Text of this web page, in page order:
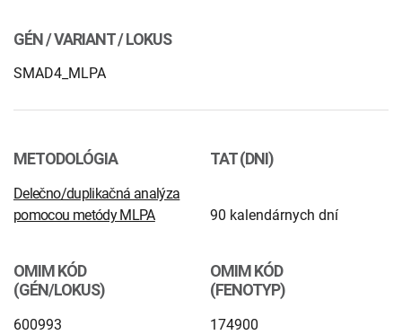
Human papillomavirus (HPV)
GÉN / VARIANT / LOKUS
SMAD4_MLPA
METODOLÓGIA
Delečno/duplikačná analýza
pomocou metódy MLPA
TAT (DNI)
90 kalendárnych dní
OMIM KÓD
(GÉN/LOKUS)
600993
OMIM KÓD
(FENOTYP)
174900